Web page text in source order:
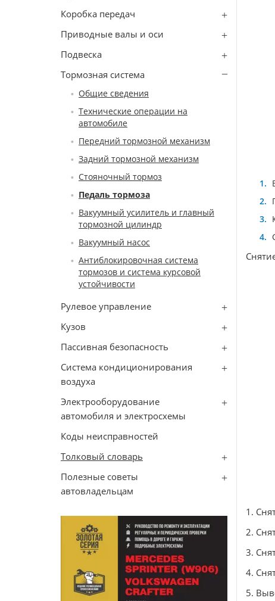
Коробка передач
Приводные валы и оси
Подвеска
Тормозная система
Общие сведения
Технические операции на
автомобиле
Передний тормозной механизм
Задний тормозной механизм
Стояночный тормоз
Педаль тормоза
Вакуумный усилитель и главный
тормозной цилиндр
Вакуумный насос
Антиблокировочная система
тормозов и система курсовой
устойчивости
Рулевое управление
Кузов
Пассивная безопасность
Система кондиционирования
воздуха
Электрооборудование
автомобиля и электросхемы
Коды неисправностей
Толковый словарь
Полезные советы
автовладельцам
1.
2.
3.
4.
5.